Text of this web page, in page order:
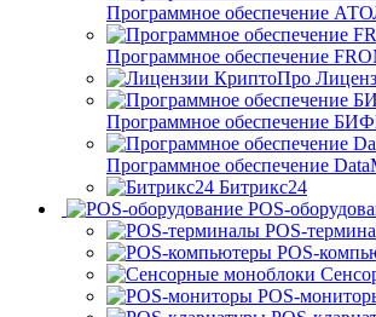
Программное обеспечение
Программное обеспечение
Программное обеспечение
Программное обеспечение
Битрикс24
POS-
POS-
POS-
POS-